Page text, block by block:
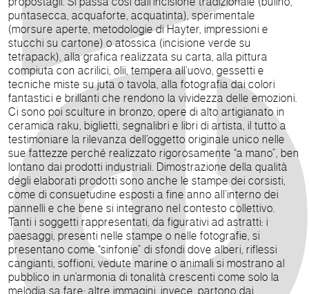
puntasecca, acquaforte, acquatinta), sperimentale
(morsure aperte, metodologie di Hayter, impressioni e
stucchi su cartone) o atossica (incisione verde su
tetrapack), alla grafica realizzata su carta, alla pittura
compiuta con acrilici, olii, tempera all’uovo, gessetti e
tecniche miste su juta o tavola, alla fotografia dai colori
fantastici e brillanti che rendono la vividezza delle emozioni.
Ci sono poi sculture in bronzo, opere di alto artigianato in
ceramica raku, biglietti, segnalibri e libri di artista, il tutto a
testimoniare la rilevanza dell’oggetto originale unico nelle
sue fattezze perché realizzato rigorosamente “a mano”, ben
lontano dai prodotti industriali. Dimostrazione della qualità
degli elaborati prodotti sono anche le stampe dei corsisti,
come di consuetudine esposti a fine anno all’interno dei
pannelli e che bene si integrano nel contesto collettivo.
Tanti i soggetti rappresentati, da figurativi ad astratti: i
paesaggi, presenti nelle stampe o nelle fotografie, si
presentano come “sinfonie” di sfondi dove alberi, riflessi
cangianti, soffioni, vedute marine o animali si mostrano al
pubblico in un’armonia di tonalità crescenti come solo la
melodia sa fare; altre immagini, invece, partono dai